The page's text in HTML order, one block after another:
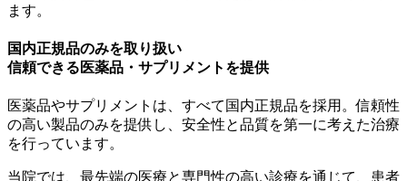
ます。
国内正規品のみを取り扱い
信頼できる 医薬品・サプリメントを提供
医薬品やサプリメントは、すべて国内正規品を採用。信頼性
の高い製品のみを提供し、安全性と品質を第一に考えた治療
を行っています。
当院では、最先端の医療と専門性の高い診療を通じて、患者